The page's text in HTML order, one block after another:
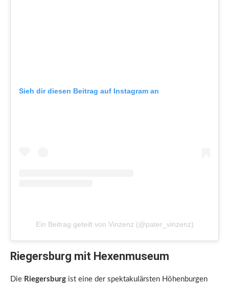
Sieh dir diesen Beitrag auf Instagram an
Ein Beitrag geteilt von Vinzenz (@pater_vinzenz)
Riegersburg mit Hexenmuseum
Die Riegersburg ist eine der spektakulärsten Höhenburgen